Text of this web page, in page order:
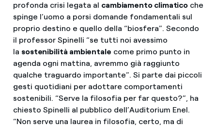
profonda crisi legata al cambiamento climatico che
spinge l’uomo a porsi domande fondamentali sul
proprio destino e quello della “biosfera”. Secondo
il professor Spinelli “se tutti noi avessimo
la sostenibilità ambientale come primo punto in
agenda ogni mattina, avremmo già raggiunto
qualche traguardo importante”. Si parte dai piccoli
gesti quotidiani per adottare comportamenti
sostenibili. “Serve la filosofia per far questo?”, ha
chiesto Spinelli al pubblico dell’Auditorium Enel.
“Non serve una laurea in filosofia, certo, ma di